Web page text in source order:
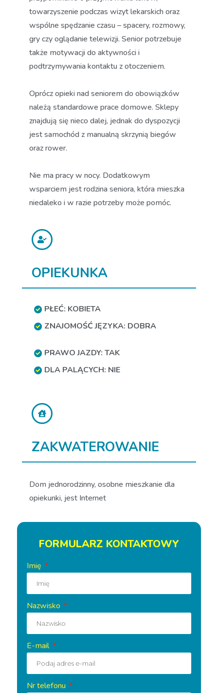
towarzyszenie podczas wizyt lekarskich oraz
wspólne spędzanie czasu – spacery, rozmowy,
gry czy oglądanie telewizji. Senior potrzebuje
także motywacji do aktywności i
podtrzymywania kontaktu z otoczeniem.
Oprócz opieki nad seniorem do obowiązków
należą standardowe prace domowe. Sklepy
znajdują się nieco dalej, jednak do dyspozycji
jest samochód z manualną skrzynią biegów
oraz rower.
Nie ma pracy w nocy. Dodatkowym
wsparciem jest rodzina seniora, która mieszka
niedaleko i w razie potrzeby może pomóc.
OPIEKUNKA
PŁEĆ: KOBIETA
ZNAJOMOŚĆ JĘZYKA: DOBRA
PRAWO JAZDY: TAK
DLA PALĄCYCH: NIE
ZAKWATEROWANIE
Dom jednorodzinny, osobne mieszkanie dla
opiekunki, jest Internet
FORMULARZ KONTAKTOWY
Imię
Nazwisko
E-mail
Nr telefonu